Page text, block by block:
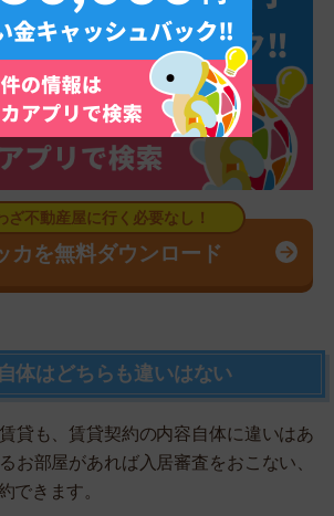
カを無料ダウンロード
体はどちらも違いはない
貸も、賃貸契約の内容自体に違いはあ
お部屋があれば入居審査をおこない、
できます。